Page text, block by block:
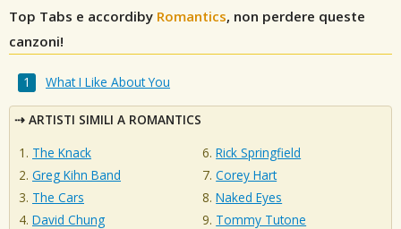
Top Tabs e accordiby Romantics, non perdere queste
canzoni!
What I Like About You
ARTISTI SIMILI A ROMANTICS
The Knack
Greg Kihn Band
The Cars
David Chung
Rick Springfield
Corey Hart
Naked Eyes
Tommy Tutone